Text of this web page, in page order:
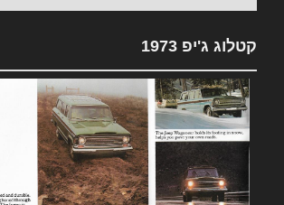
קטלוג ג'יפ 1973